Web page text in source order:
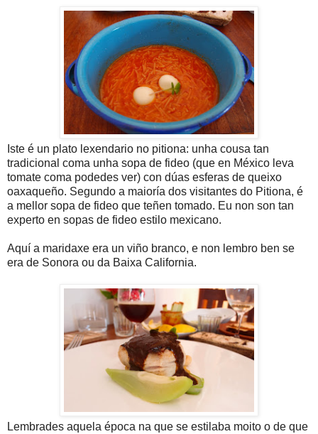
Iste é un plato lexendario no pitiona: unha cousa tan
tradicional coma unha sopa de fideo (que en México leva
tomate coma podedes ver) con dúas esferas de queixo
oaxaqueño. Segundo a maioría dos visitantes do Pitiona, é
a mellor sopa de fideo que teñen tomado. Eu non son tan
experto en sopas de fideo estilo mexicano.
Aquí a maridaxe era un viño branco, e non lembro ben se
era de Sonora ou da Baixa California.
Lembrades aquela época na que se estilaba moito o de que